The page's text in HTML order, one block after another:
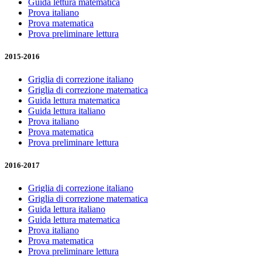
Prova italiano
Prova matematica
Prova preliminare lettura
2015-2016
Griglia di correzione italiano
Griglia di correzione matematica
Guida lettura matematica
Guida lettura italiano
Prova italiano
Prova matematica
Prova preliminare lettura
2016-2017
Griglia di correzione italiano
Griglia di correzione matematica
Guida lettura italiano
Guida lettura matematica
Prova italiano
Prova matematica
Prova preliminare lettura